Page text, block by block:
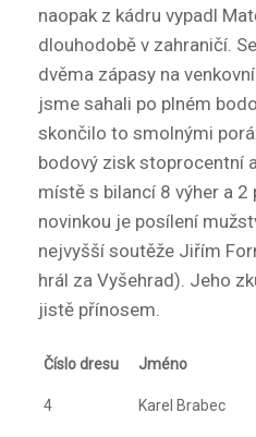
naopak z kádru vypadl
dlouhodobě v zahraničí.
dvěma zápasy na
jsme sahali po plném
skončilo to smolnými
bodový zisk stoprocentní
místě s bilancí 8 výher a 2
novinkou je posílení
nejvyšší soutěže Jiřím
hrál za Vyšehrad). Jeho
jistě přínosem.
Číslo dresu Jméno
4 Karel Brabec